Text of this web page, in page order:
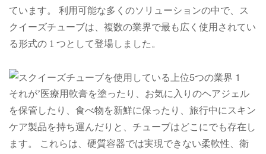
ています。 利用可能な多くのソリューションの中で、ス
クイーズチューブは、複数の業界で最も広く使用されてい
る形式の 1 つとして登場しました。
それが’医療用軟膏を塗ったり、お気に入りのヘアジェル
を保管したり、食べ物を新鮮に保ったり、旅行中にスキン
ケア製品を持ち運んだりと、チューブはどこにでも存在し
ます。 これらは、硬質容器では実現できない柔軟性、衛